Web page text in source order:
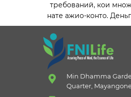
требований, кои
нате ажио-конто.
Min Dhamma
Quarter,